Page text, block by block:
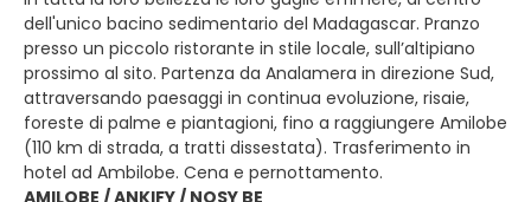
dell'unico bacino sedimentario del Madagascar. Pranzo
presso un piccolo ristorante in stile locale, sull’altipiano
prossimo al sito. Partenza da Analamera in direzione Sud,
attraversando paesaggi in continua evoluzione, risaie,
foreste di palme e piantagioni, fino a raggiungere Amilobe
(110 km di strada, a tratti dissestata). Trasferimento in
hotel ad Ambilobe. Cena e pernottamento.
AMILOBE / ANKIFY / NOSY BE